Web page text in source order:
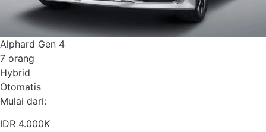
Alphard Gen 4
7 orang
Hybrid
Otomatis
Mulai dari:
IDR 4.000K